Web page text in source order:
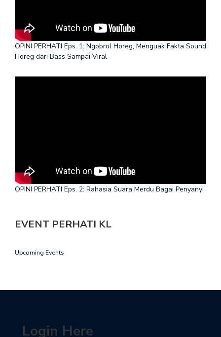
OPINI PERHATI Eps. 1: Ngobrol Horeg, Menguak Fakta Sound
Horeg dari Bass Sampai Viral
OPINI PERHATI Eps. 2: Rahasia Suara Merdu Bagai Penyanyi
EVENT PERHATI KL
Upcoming Events
Login Here